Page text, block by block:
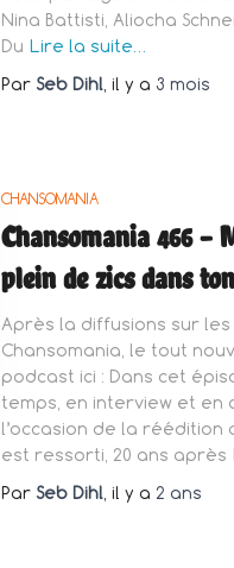
Nina Battisti, Aliocha
Du Lire la suite…
Par Seb Dihl , il y a 3 mois
CHANSOMANIA
Chansomania 466 –
plein de zics dans
Après la diffusions sur
Chansomania, le tout
podcast ici : Dans cet
temps, en interview et en
l’occasion de la réédition
est ressorti, 20 ans après
Par Seb Dihl , il y a 2 ans